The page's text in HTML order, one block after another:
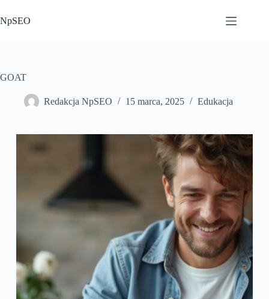
do
treści
NpSEO
GOAT
Redakcja NpSEO 15 marca, 2025 Edukacja